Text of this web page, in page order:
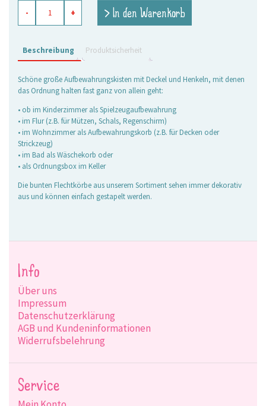
aquamarin,
3er
Menge
- + > In den Warenkorb
Beschreibung Produktsicherheit
Schöne große Aufbewahrungskisten mit Deckel und Henkeln, mit denen
das Ordnung halten fast ganz von allein geht:
• ob im Kinderzimmer als Spielzeugaufbewahrung
• im Flur (z.B. für Mützen, Schals, Regenschirm)
• im Wohnzimmer als Aufbewahrungskorb (z.B. für Decken oder
Strickzeug)
• im Bad als Wäschekorb oder
• als Ordnungsbox im Keller
Die bunten Flechtkörbe aus unserem Sortiment sehen immer dekorativ
aus und können einfach gestapelt werden.
Info
Über uns
Impressum
Datenschutzerklärung
AGB und Kundeninformationen
Widerrufsbelehrung
Service